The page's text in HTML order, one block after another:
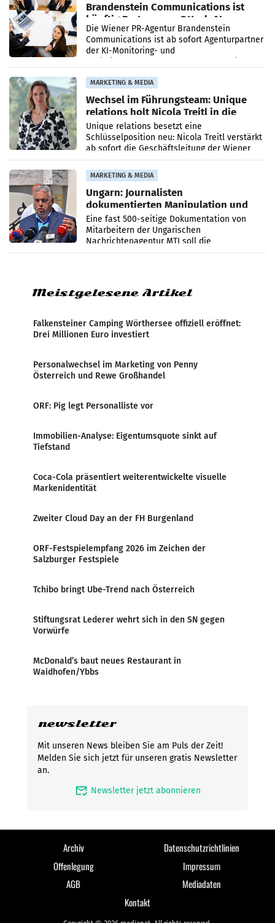
Brandenstein Communications ist
künftig Partner von OtterlyAI
Die Wiener PR-Agentur Brandenstein
Communications ist ab sofort Agenturpartner
der KI-Monitoring- und
MARKETING & MEDIA
Wechsel im Führungsteam: Unique
relations holt Nicola Treitl in die
Geschäftsleitung
Unique relations besetzt eine
Schlüsselposition neu: Nicola Treitl verstärkt
ab sofort die Geschäftsleitung der Wiener
PR-Agentur an der Seite von Josef Kalina und
Anna Kalina-Mahr.
MARKETING & MEDIA
Ungarn: Journalisten
dokumentierten Manipulation und
Zensur
Eine fast 500-seitige Dokumentation von
Mitarbeitern der Ungarischen
Nachrichtenagentur MTI soll die
systematische Nachrichten-Manipulation und
Meistgelesene Artikel
Falkensteiner Camping Wörthersee offiziell eröffnet:
Drei Millionen Euro investiert
Personalwechsel im Marketing von Penny
Österreich und Rewe Großhandel
ORF: Pig legt Personalliste vor
Immobilien-Analyse: Eigentumsquote sinkt auf
Tiefstand
Coca-Cola präsentiert weiterentwickelte visuelle
Markenidentität
Zweiter Cloud Day an der FH Burgenland
ORF-Festspielempfang 2026 im Zeichen der
Salzburger Festspiele
Tchibo bringt Ube-Trend nach Österreich
Stiftungsrat Lederer wehrt sich in den SN gegen
Vorwürfe
McDonald’s baut neues Restaurant in
Waidhofen/Ybbs
newsletter
Mit unseren News bleiben Sie am Puls der Zeit!
Melden Sie sich jetzt für unseren gratis Newsletter
an.
mark_email_read Newsletter jetzt abonnieren
Archiv
Datenschutzrichtlinien
Offenlegung
Impressum
AGB
Mediadaten
Kontakt